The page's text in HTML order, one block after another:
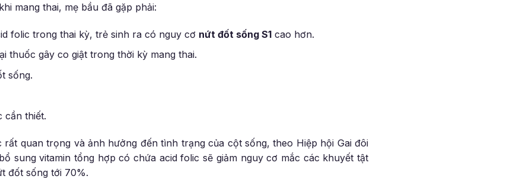
mang thai, mẹ bầu đã gặp phải:
folic trong thai kỳ, trẻ sinh ra có nguy cơ nứt đốt sống S1cao hơn.
thuốc gây co giật trong thời kỳ mang thai.
sống.
cần thiết.
quan trọng và ảnh hưởng đến tình trạng của cột sống, theo Hiệp hội Gai đôi
sung vitamin tổng hợp có chứa acid folic sẽ giảm nguy cơ mắc các khuyết tật
đốt sống tới 70%.